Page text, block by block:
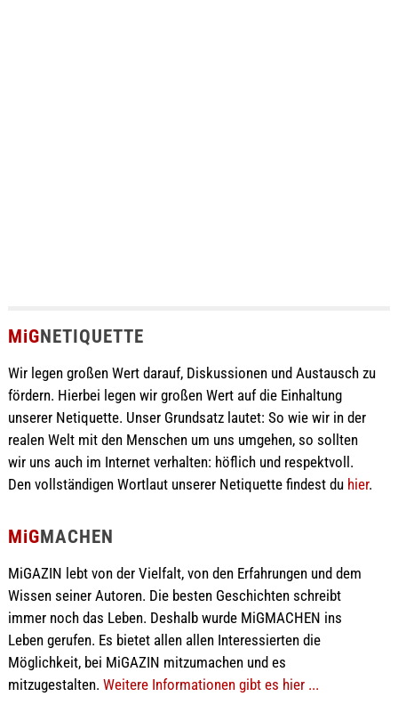
MiGNETIQUETTE
Wir legen großen Wert darauf, Diskussionen und Austausch zu
fördern. Hierbei legen wir großen Wert auf die Einhaltung
unserer Netiquette. Unser Grundsatz lautet: So wie wir in der
realen Welt mit den Menschen um uns umgehen, so sollten
wir uns auch im Internet verhalten: höflich und respektvoll.
Den vollständigen Wortlaut unserer Netiquette findest du hier.
MiGMACHEN
MiGAZIN lebt von der Vielfalt, von den Erfahrungen und dem
Wissen seiner Autoren. Die besten Geschichten schreibt
immer noch das Leben. Deshalb wurde MiGMACHEN ins
Leben gerufen. Es bietet allen allen Interessierten die
Möglichkeit, bei MiGAZIN mitzumachen und es
mitzugestalten. Weitere Informationen gibt es hier ...